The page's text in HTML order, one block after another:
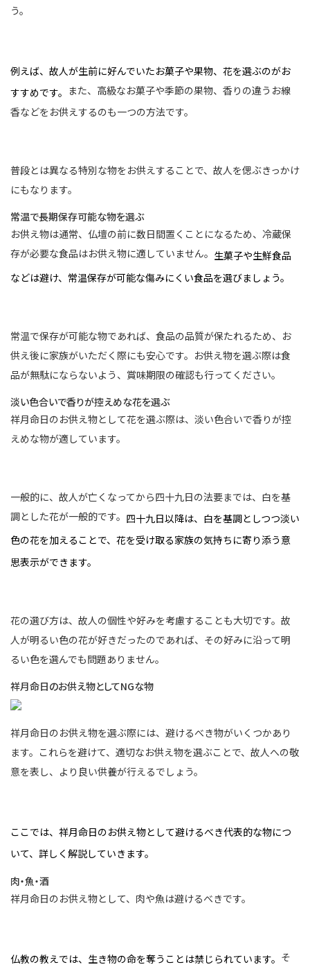
う。
例えば、故人が生前に好んでいたお菓子や果物、花を選ぶのがお
すすめです。 また、高級なお菓子や季節の果物、香りの違うお線
香などをお供えするのも一つの方法です。
普段とは異なる特別な物をお供えすることで、故人を偲ぶきっかけ
にもなります。
常温で長期保存可能な物を選ぶ
お供え物は通常、仏壇の前に数日間置くことになるため、冷蔵保
存が必要な食品はお供え物に適していません。 生菓子や生鮮食品
などは避け、常温保存が可能な傷みにくい食品を選びましょう。
常温で保存が可能な物であれば、食品の品質が保たれるため、お
供え後に家族がいただく際にも安心です。お供え物を選ぶ際は食
品が無駄にならないよう、賞味期限の確認も行ってください。
淡い色合いで香りが控えめな花を選ぶ
祥月命日のお供え物として花を選ぶ際は、淡い色合いで香りが控
えめな物が適しています。
一般的に、故人が亡くなってから四十九日の法要までは、白を基
調とした花が一般的です。 四十九日以降は、白を基調としつつ淡い
色の花を加えることで、花を受け取る家族の気持ちに寄り添う意
思表示ができます。
花の選び方は、故人の個性や好みを考慮することも大切です。故
人が明るい色の花が好きだったのであれば、その好みに沿って明
るい色を選んでも問題ありません。
祥月命日のお供え物としてNGな物
祥月命日のお供え物を選ぶ際には、避けるべき物がいくつかあり
ます。これらを避けて、適切なお供え物を選ぶことで、故人への敬
意を表し、より良い供養が行えるでしょう。
ここでは、祥月命日のお供え物として避けるべき代表的な物につ
いて、詳しく解説していきます。
肉・魚・酒
祥月命日のお供え物として、肉や魚は避けるべきです。
仏教の教えでは、生き物の命を奪うことは禁じられています。 そ